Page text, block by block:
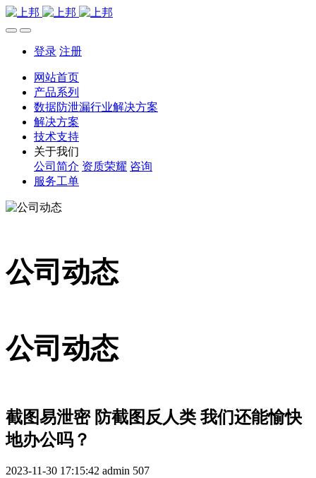
登录 注册
网站首页
产品系列
数据防泄漏行业解决方案
解决方案
技术支持
关于我们
公司简介 资质荣耀 咨询
服务工单
公司动态
公司动态
截图易泄密 防截图反人类 我们还能愉快
地办公吗？
2023-11-30 17:15:42 admin 507